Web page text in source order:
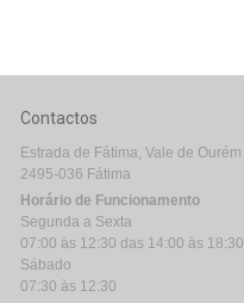
Contactos
Estrada de Fátima, Vale de Ourém
2495-036 Fátima
Horário de Funcionamento
Segunda a Sexta
07:00 às 12:30 das 14:00 às 18:30
Sábado
07:30 às 12:30